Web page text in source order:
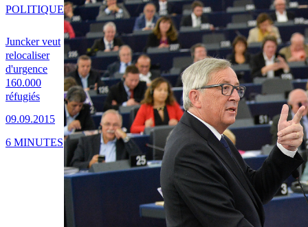
Juncker veut
relocaliser
d'urgence
160.000
réfugiés
09.09.2015
POLITIQUE
6 MINUTES